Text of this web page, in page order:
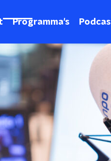
Programma's